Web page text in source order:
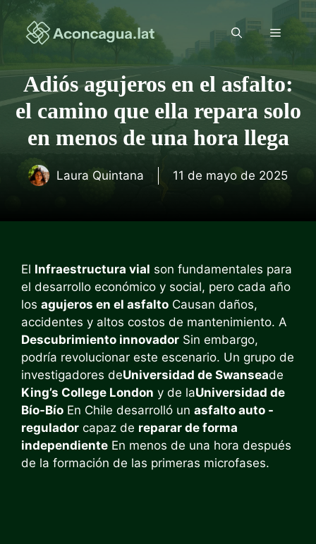
Saltar
contenido
Menú
Adiós agujeros en el asfalto:
el camino que ella repara solo
en menos de una hora llega
Laura Quintana 11 de mayo de 2025
El Infraestructura vial son fundamentales para
el desarrollo económico y social, pero cada año
los agujeros en el asfalto Causan daños,
accidentes y altos costos de mantenimiento. A
Descubrimiento innovador Sin embargo,
podría revolucionar este escenario. Un grupo de
investigadores deUniversidad de Swanseade
King’s College London y de laUniversidad de
Bío-Bío En Chile desarrolló un asfalto auto -
regulador capaz de reparar de forma
independiente En menos de una hora después
de la formación de las primeras microfases.